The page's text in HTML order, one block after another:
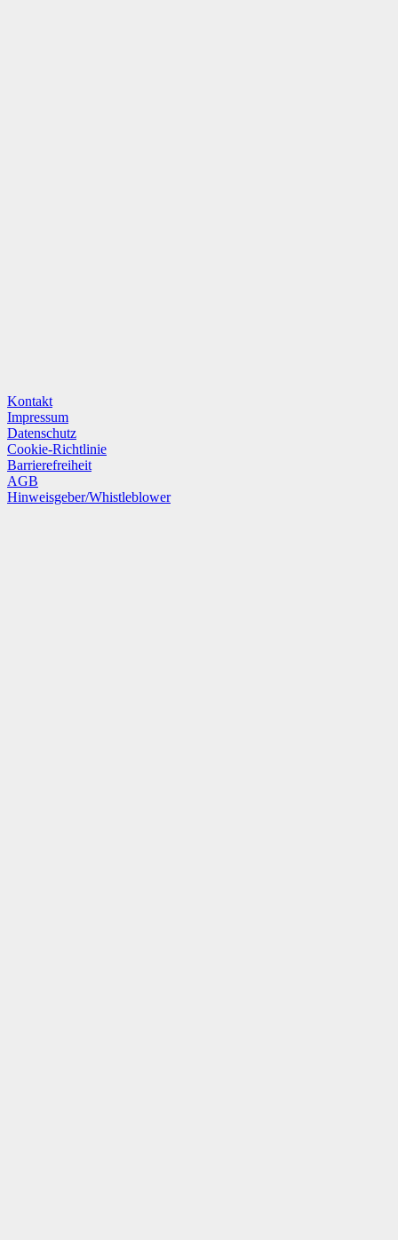
Kontakt
Impressum
Datenschutz
Cookie-Richtlinie
Barrierefreiheit
AGB
Hinweisgeber/Whistleblower